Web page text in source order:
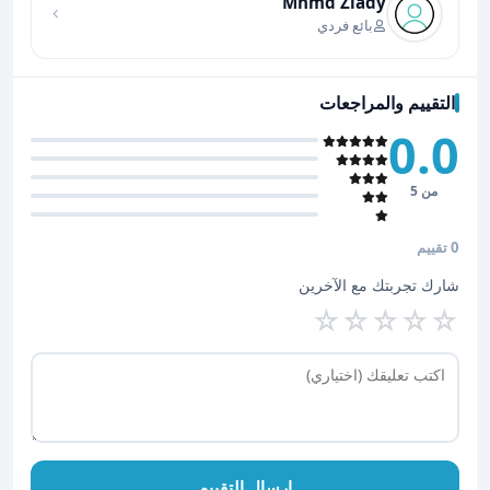
بائع فردي
التقييم والمراجعات
0.0
من 5
0 تقييم
شارك تجربتك مع الآخرين
☆
☆
☆
☆
☆